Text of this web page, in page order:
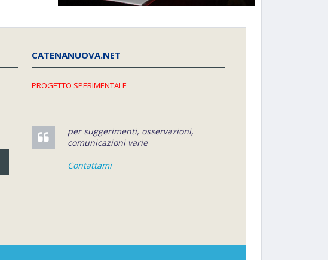
CATENANUOVA.NET
PROGETTO SPERIMENTALE
per suggerimenti, osservazioni,
comunicazioni varie
Contattami